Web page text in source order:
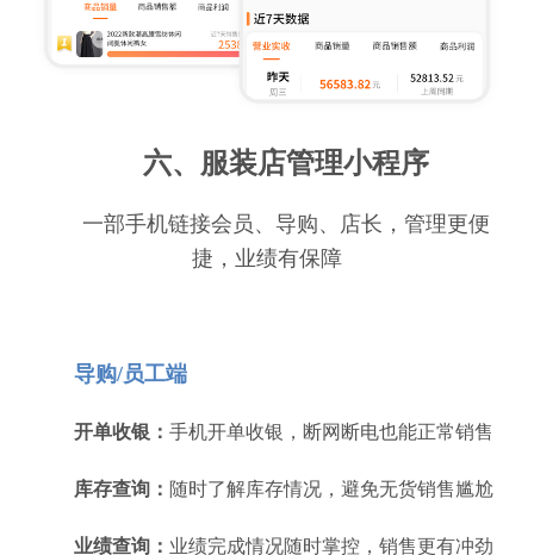
六、服装店管理小程序
一部手机链接会员、导购、店长，管理更便
捷，业绩有保障
导购/员工端
开单收银： 手机开单收银，断网断电也能正常销售
库存查询： 随时了解库存情况，避免无货销售尴尬
业绩查询： 业绩完成情况随时掌控，销售更有冲劲